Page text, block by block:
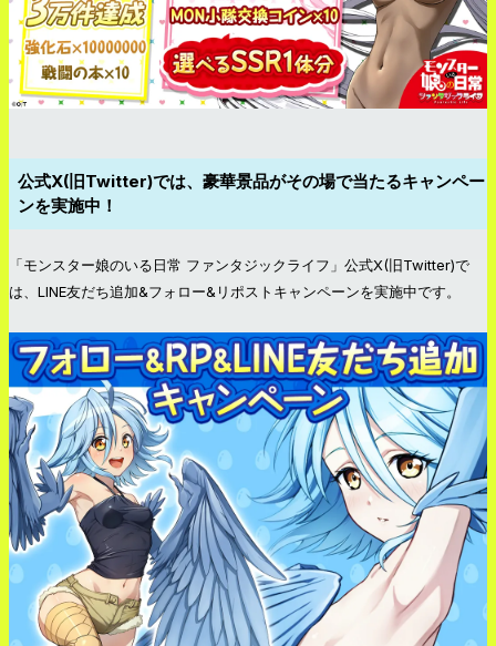
公式X(旧Twitter)では、豪華景品がその場で当たるキャンペー
ンを実施中！
「モンスター娘のいる日常 ファンタジックライフ」公式X(旧Twitter)で
は、LINE友だち追加&フォロー&リポストキャンペーンを実施中です。